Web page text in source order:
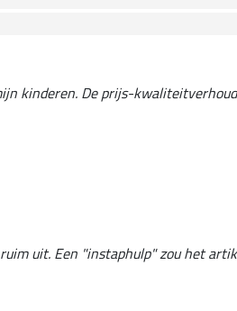
kinderen. De prijs-
uit. Een "instaphulp" zou het